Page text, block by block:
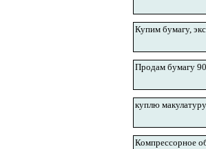
Купим бумагу,
Продам бумагу
куплю макулатуру
Компрессорное